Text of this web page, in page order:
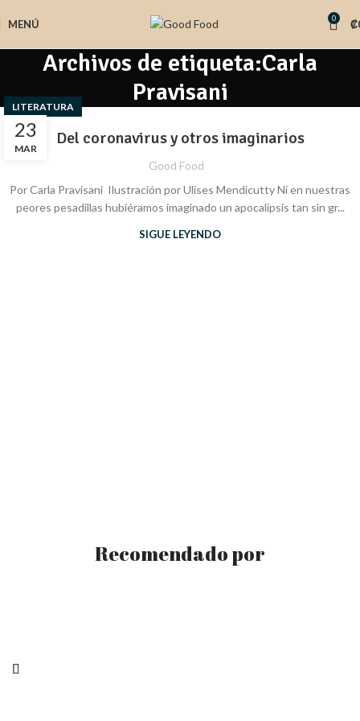
MENÚ 0 ₡
Archivos de etiqueta:Carla
Pravisani
23
MAR
LITERATURA
Del coronavirus y otros imaginarios
Good Food
Por Carla Pravisani Ilustración por Ulises Mendicutty Ni en nuestras
peores pesadillas hubiéramos imaginado un apocalipsis tan sin gr...
SIGUE LEYENDO
Recomendado por